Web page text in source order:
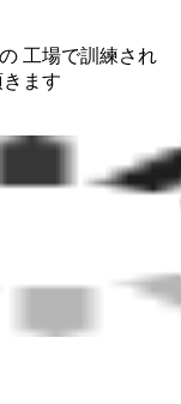
工場で訓練され
ます